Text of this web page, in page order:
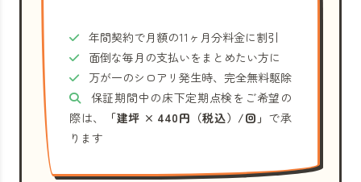
年間契約で月額の11ヶ月分料金に割引
面倒な毎月の支払いをまとめたい方に
万が一のシロアリ発生時、完全無料駆除
保証期間中の床下定期点検をご希望の
際は、
「建坪 × 440円（税込）/回」 で承
ります